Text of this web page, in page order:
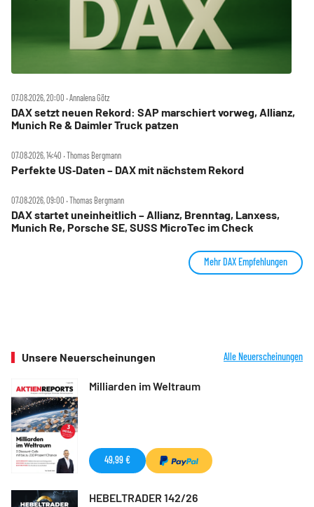
07.08.2026, 20:00 ‧ Annalena Götz
DAX setzt neuen Rekord: SAP marschiert vorweg, Allianz,
Munich Re & Daimler Truck patzen
07.08.2026, 14:40 ‧ Thomas Bergmann
Perfekte US‑Daten – DAX mit nächstem Rekord
07.08.2026, 09:00 ‧ Thomas Bergmann
DAX startet uneinheitlich – Allianz, Brenntag, Lanxess,
Munich Re, Porsche SE, SUSS MicroTec im Check
Mehr DAX Empfehlungen
Unsere Neuerscheinungen Alle Neuerscheinungen
Milliarden im Weltraum
49,99 €
HEBELTRADER 142/26